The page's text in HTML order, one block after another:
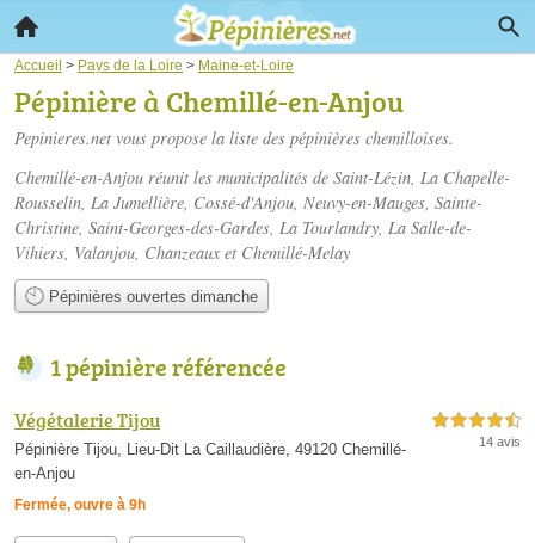
Accueil > Pays de la Loire > Maine-et-Loire
Pépinière à Chemillé-en-Anjou
Pepinieres.net vous propose la liste des pépinières chemilloises.
Chemillé-en-Anjou réunit les municipalités de Saint-Lézin, La Chapelle-
Rousselin, La Jumellière, Cossé-d'Anjou, Neuvy-en-Mauges, Sainte-
Christine, Saint-Georges-des-Gardes, La Tourlandry, La Salle-de-
Vihiers, Valanjou, Chanzeaux et Chemillé-Melay
Pépinières ouvertes dimanche
1 pépinière référencée
Végétalerie Tijou
Pépinière Tijou, Lieu-Dit La Caillaudière, 49120 Chemillé-
en-Anjou
Fermée, ouvre à 9h
4,5 étoiles sur 5
14 avis